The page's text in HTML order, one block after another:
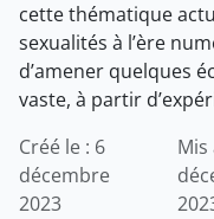
cette thématique
sexualités à l’ère
d’amener quelques
vaste, à partir
Créé le : 6
décembre
2023
Mis